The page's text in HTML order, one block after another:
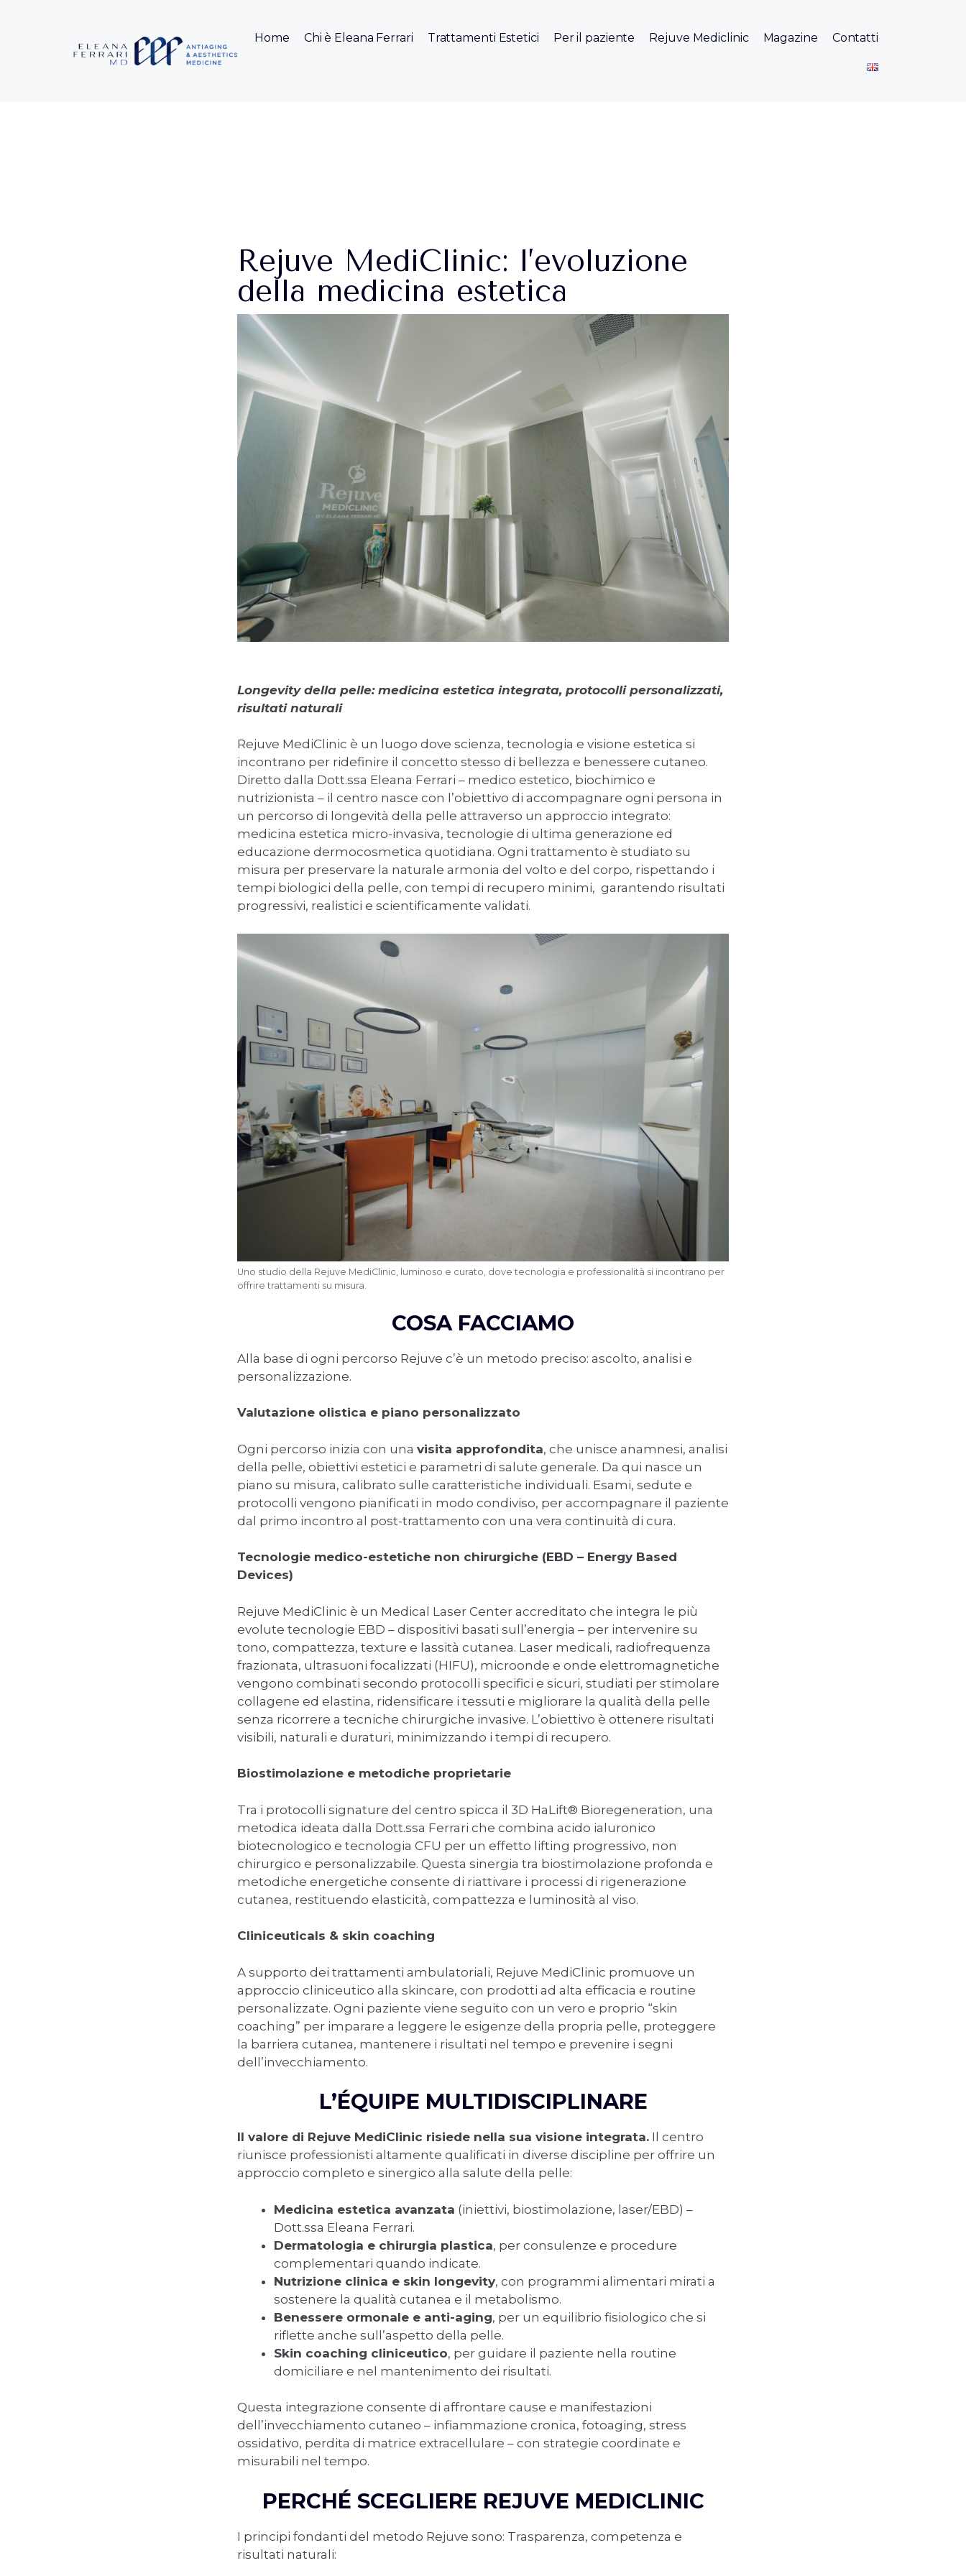
Home Chi è Eleana Ferrari Trattamenti Estetici Per il paziente Rejuve Mediclinic Magazine Contatti
Rejuve MediClinic: l’evoluzione
della medicina estetica
Longevity della pelle: medicina estetica integrata, protocolli personalizzati,
risultati naturali
Rejuve MediClinic è un luogo dove scienza, tecnologia e visione estetica si
incontrano per ridefinire il concetto stesso di bellezza e benessere cutaneo.
Diretto dalla Dott.ssa Eleana Ferrari – medico estetico, biochimico e
nutrizionista – il centro nasce con l’obiettivo di accompagnare ogni persona in
un percorso di longevità della pelle attraverso un approccio integrato:
medicina estetica micro-invasiva, tecnologie di ultima generazione ed
educazione dermocosmetica quotidiana. Ogni trattamento è studiato su
misura per preservare la naturale armonia del volto e del corpo, rispettando i
tempi biologici della pelle, con tempi di recupero minimi, garantendo risultati
progressivi, realistici e scientificamente validati.
Uno studio della Rejuve MediClinic, luminoso e curato, dove tecnologia e professionalità si incontrano per
offrire trattamenti su misura.
COSA FACCIAMO
Alla base di ogni percorso Rejuve c’è un metodo preciso: ascolto, analisi e
personalizzazione.
Valutazione olistica e piano personalizzato
Ogni percorso inizia con una visita approfondita, che unisce anamnesi, analisi
della pelle, obiettivi estetici e parametri di salute generale. Da qui nasce un
piano su misura, calibrato sulle caratteristiche individuali. Esami, sedute e
protocolli vengono pianificati in modo condiviso, per accompagnare il paziente
dal primo incontro al post-trattamento con una vera continuità di cura.
Tecnologie medico-estetiche non chirurgiche (EBD – Energy Based
Devices)
Rejuve MediClinic è un Medical Laser Center accreditato che integra le più
evolute tecnologie EBD – dispositivi basati sull’energia – per intervenire su
tono, compattezza, texture e lassità cutanea. Laser medicali, radiofrequenza
frazionata, ultrasuoni focalizzati (HIFU), microonde e onde elettromagnetiche
vengono combinati secondo protocolli specifici e sicuri, studiati per stimolare
collagene ed elastina, ridensificare i tessuti e migliorare la qualità della pelle
senza ricorrere a tecniche chirurgiche invasive. L’obiettivo è ottenere risultati
visibili, naturali e duraturi, minimizzando i tempi di recupero.
Biostimolazione e metodiche proprietarie
Tra i protocolli signature del centro spicca il 3D HaLift® Bioregeneration, una
metodica ideata dalla Dott.ssa Ferrari che combina acido ialuronico
biotecnologico e tecnologia CFU per un effetto lifting progressivo, non
chirurgico e personalizzabile. Questa sinergia tra biostimolazione profonda e
metodiche energetiche consente di riattivare i processi di rigenerazione
cutanea, restituendo elasticità, compattezza e luminosità al viso.
Cliniceuticals & skin coaching
A supporto dei trattamenti ambulatoriali, Rejuve MediClinic promuove un
approccio cliniceutico alla skincare, con prodotti ad alta efficacia e routine
personalizzate. Ogni paziente viene seguito con un vero e proprio “skin
coaching” per imparare a leggere le esigenze della propria pelle, proteggere
la barriera cutanea, mantenere i risultati nel tempo e prevenire i segni
dell’invecchiamento.
L’ÉQUIPE MULTIDISCIPLINARE
Il valore di Rejuve MediClinic risiede nella sua visione integrata. Il centro
riunisce professionisti altamente qualificati in diverse discipline per offrire un
approccio completo e sinergico alla salute della pelle:
Medicina estetica avanzata (iniettivi, biostimolazione, laser/EBD) –
Dott.ssa Eleana Ferrari.
Dermatologia e chirurgia plastica, per consulenze e procedure
complementari quando indicate.
Nutrizione clinica e skin longevity, con programmi alimentari mirati a
sostenere la qualità cutanea e il metabolismo.
Benessere ormonale e anti-aging, per un equilibrio fisiologico che si
riflette anche sull’aspetto della pelle.
Skin coaching cliniceutico, per guidare il paziente nella routine
domiciliare e nel mantenimento dei risultati.
Questa integrazione consente di affrontare cause e manifestazioni
dell’invecchiamento cutaneo – infiammazione cronica, fotoaging, stress
ossidativo, perdita di matrice extracellulare – con strategie coordinate e
misurabili nel tempo.
PERCHÉ SCEGLIERE REJUVE MEDICLINIC
I principi fondanti del metodo Rejuve sono: Trasparenza, competenza e
risultati naturali: